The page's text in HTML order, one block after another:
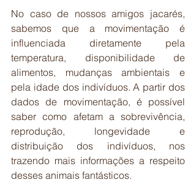
No caso de nossos amigos jacarés,
sabemos que a movimentação é
influenciada diretamente pela
temperatura, disponibilidade de
alimentos, mudanças ambientais e
pela idade dos indivíduos. A partir dos
dados de movimentação, é possível
saber como afetam a sobrevivência,
reprodução, longevidade e
distribuição dos indivíduos, nos
trazendo mais informações a respeito
desses animais fantásticos.